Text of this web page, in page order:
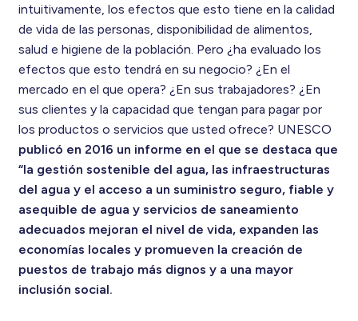
intuitivamente, los efectos que esto tiene en la calidad
de vida de las personas, disponibilidad de alimentos,
salud e higiene de la población. Pero ¿ha evaluado los
efectos que esto tendrá en su negocio? ¿En el
mercado en el que opera? ¿En sus trabajadores? ¿En
sus clientes y la capacidad que tengan para pagar por
los productos o servicios que usted ofrece? UNESCO
publicó en 2016 un informe en el que se destaca que
“la gestión sostenible del agua, las infraestructuras
del agua y el acceso a un suministro seguro, fiable y
asequible de agua y servicios de saneamiento
adecuados mejoran el nivel de vida, expanden las
economías locales y promueven la creación de
puestos de trabajo más dignos y a una mayor
inclusión social.